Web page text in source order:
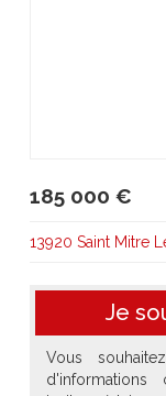
185 000 €
13920 Saint Mitre
Je
Vous